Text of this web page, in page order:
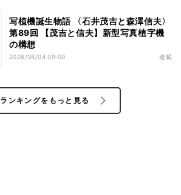
写植機誕生物語 〈石井茂吉と森澤信夫〉
第89回 【茂吉と信夫】新型写真植字機
の構想
2026/08/04 09:00 連載
ランキングをもっと見る